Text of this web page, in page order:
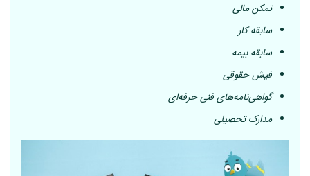
تمکن مالی
سابقه کار
سابقه بیمه
فیش حقوقی
گواهی‌نامه‌های فنی حرفه‌ای
مدارک تحصیلی